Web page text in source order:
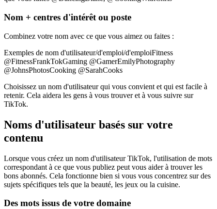
Nom + centres d'intérêt ou poste
Combinez votre nom avec ce que vous aimez ou faites :
Exemples de nom d'utilisateur/d'emploi/d'emploiFitness
@FitnessFrankTokGaming @GamerEmilyPhotography
@JohnsPhotosCooking @SarahCooks
Choisissez un nom d'utilisateur qui vous convient et qui est facile à
retenir. Cela aidera les gens à vous trouver et à vous suivre sur
TikTok.
Noms d'utilisateur basés sur votre
contenu
Lorsque vous créez un nom d'utilisateur TikTok, l'utilisation de mots
correspondant à ce que vous publiez peut vous aider à trouver les
bons abonnés. Cela fonctionne bien si vous vous concentrez sur des
sujets spécifiques tels que la beauté, les jeux ou la cuisine.
Des mots issus de votre domaine